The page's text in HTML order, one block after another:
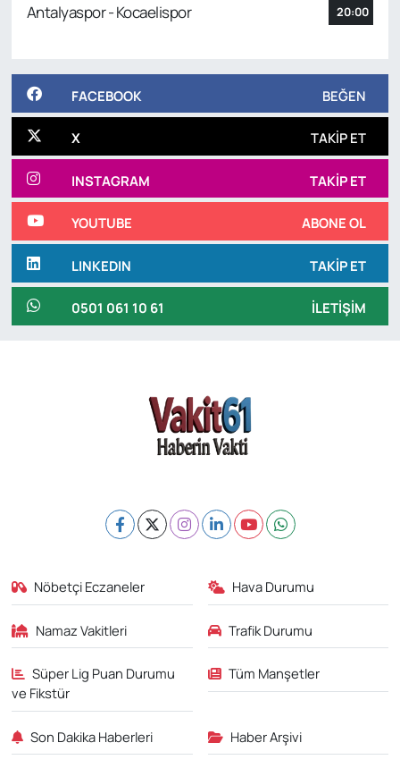
Antalyaspor - Kocaelispor 20:00
FACEBOOK BEĞEN
X TAKIP ET
INSTAGRAM TAKIP ET
YOUTUBE ABONE OL
LINKEDIN TAKIP ET
0501 061 10 61 İLETIŞIM
Nöbetçi Eczaneler Hava Durumu
Namaz Vakitleri Trafik Durumu
Süper Lig Puan Durumu
ve Fikstür
Tüm Manşetler
Son Dakika Haberleri Haber Arşivi